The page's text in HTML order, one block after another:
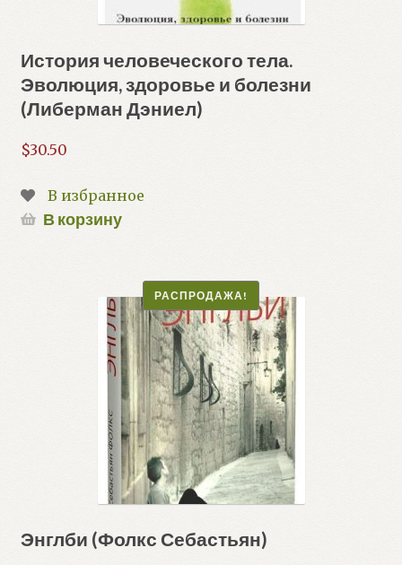
История человеческого тела.
Эволюция, здоровье и болезни
(Либерман Дэниел)
$30.50
В избранное
В корзину
Энглби (Фолкс Себастьян)
РАСПРОДАЖА!